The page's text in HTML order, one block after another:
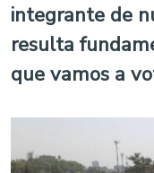
integrante de
resulta
que vamos a